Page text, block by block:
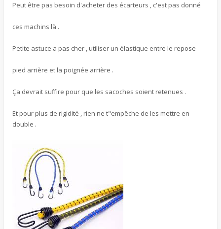
Peut être pas besoin d'acheter des écarteurs , c'est pas donné
ces machins là .
Petite astuce a pas cher , utiliser un élastique entre le repose
pied arrière et la poignée arrière .
Ça devrait suffire pour que les sacoches soient retenues .
Et pour plus de rigidité , rien ne t"empêche de les mettre en
double .